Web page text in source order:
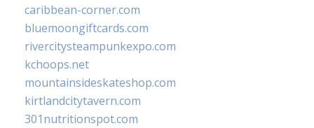
caribbean-corner.com
bluemoongiftcards.com
rivercitysteampunkexpo.com
kchoops.net
mountainsideskateshop.com
kirtlandcitytavern.com
301nutritionspot.com